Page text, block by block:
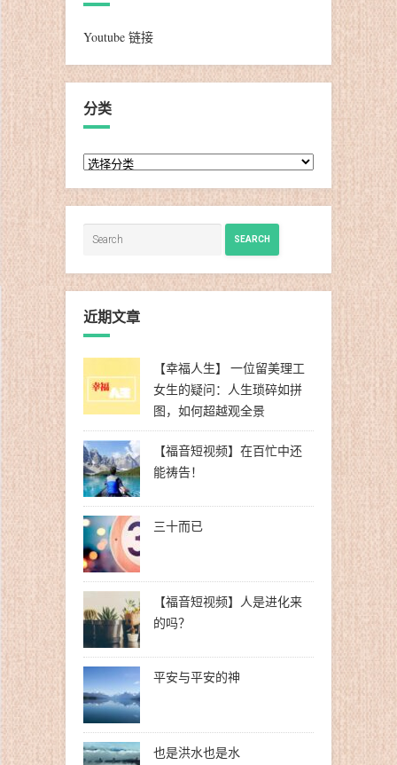
Youtube 链接
分类
分
SEARCH
近期文章
【幸福人生】 一位留美理工
女生的疑问：人生琐碎如拼
图，如何超越观全景
【福音短视频】在百忙中还
能祷告！
三十而已
【福音短视频】人是进化来
的吗？
平安与平安的神
也是洪水也是水